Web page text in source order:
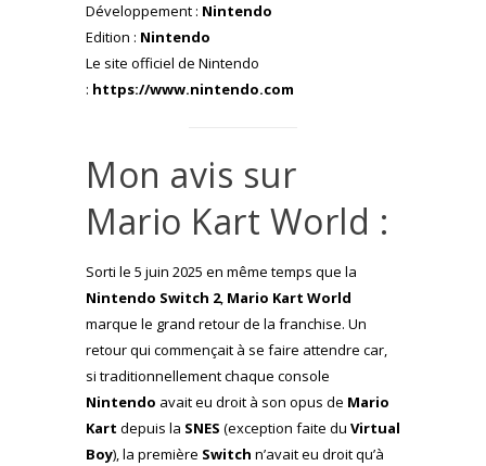
Développement : Nintendo
Edition : Nintendo
Le site officiel de Nintendo
: https://www.nintendo.com
Mon avis sur
Mario Kart World :
Sorti le 5 juin 2025 en même temps que la
Nintendo Switch 2, Mario Kart World
marque le grand retour de la franchise. Un
retour qui commençait à se faire attendre car,
si traditionnellement chaque console
Nintendo avait eu droit à son opus de Mario
Kart depuis la SNES (exception faite du Virtual
Boy), la première Switch n’avait eu droit qu’à